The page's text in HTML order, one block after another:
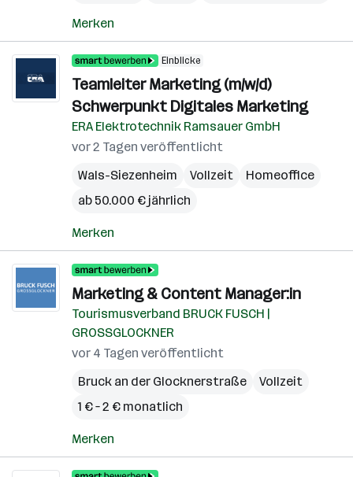
Merken
Einblicke
Teamleiter Marketing (m/w/d)
Schwerpunkt Digitales Marketing
ERA Elektrotechnik Ramsauer GmbH
vor 2 Tagen veröffentlicht
Wals-Siezenheim
Vollzeit
Homeoffice
ab 50.000 € jährlich
Merken
Marketing & Content Manager:in
Tourismusverband BRUCK FUSCH |
GROSSGLOCKNER
vor 4 Tagen veröffentlicht
Bruck an der Glocknerstraße
Vollzeit
1 € – 2 € monatlich
Merken